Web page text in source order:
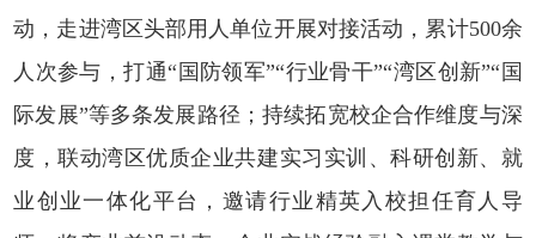
动，走进湾区头部用人单位开展对接活动，累计500余
人次参与，打通“国防领军”“行业骨干”“湾区创新”“国
际发展”等多条发展路径；持续拓宽校企合作维度与深
度，联动湾区优质企业共建实习实训、科研创新、就
业创业一体化平台，邀请行业精英入校担任育人导